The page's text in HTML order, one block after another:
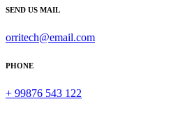
SEND US MAIL
orritech@email.com
PHONE
+ 99876 543 122